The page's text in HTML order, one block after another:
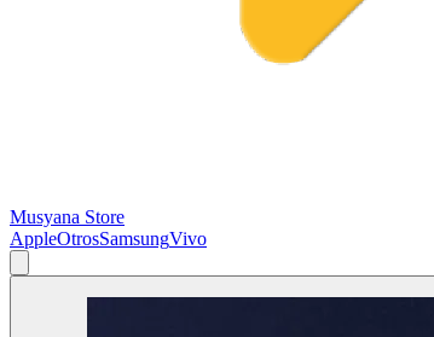
Musyana Store
AppleOtrosSamsungVivo